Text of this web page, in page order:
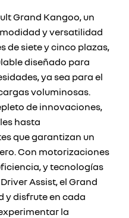
Grand Kangoo, un
y versatilidad
de siete y cinco plazas,
diseñado para
ya sea para el
voluminosas.
de innovaciones,
hasta
que garantizan un
Con motorizaciones
y tecnologías
Assist, el Grand
y disfrute en cada
la